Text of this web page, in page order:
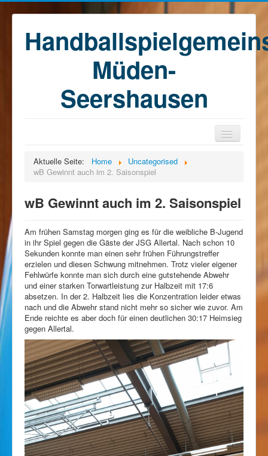
Müden-
Seershausen
Teams
Förderkreis
Sponsoren
Aktuelle Seite: Home
Uncategorised
wB Gewinnt auch im 2. Saisonspiel
wB Gewinnt auch im 2. Saisonspiel
Am frühen Samstag morgen ging es für die weibliche B-Jugend
in ihr Spiel gegen die Gäste der JSG Allertal. Nach schon 10
Sekunden konnte man einen sehr frühen Führungstreffer
erzielen und diesen Schwung mitnehmen. Trotz vieler eigener
Fehlwürfe konnte man sich durch eine gutstehende Abwehr
und einer starken Torwartleistung zur Halbzeit mit 17:6
absetzen. In der 2. Halbzeit lies die Konzentration leider etwas
nach und die Abwehr stand nicht mehr so sicher wie zuvor. Am
Ende reichte es aber doch für einen deutlichen 30:17 Heimsieg
gegen Allertal.